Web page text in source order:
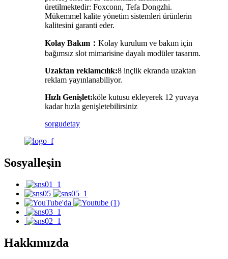
üretilmektedir: Foxconn, Tefa Dongzhi.
Mükemmel kalite yönetim sistemleri ürünlerin
kalitesini garanti eder.
Kolay Bakım ： Kolay kurulum ve bakım için
bağımsız slot mimarisine dayalı modüler tasarım.
Uzaktan reklamcılık:8 inçlik ekranda uzaktan
reklam yayınlanabiliyor.
Hızlı Genişlet:köle kutusu ekleyerek 12 yuvaya
kadar hızla genişletebilirsiniz
sorgudetay
Sosyalleşin
Hakkımızda